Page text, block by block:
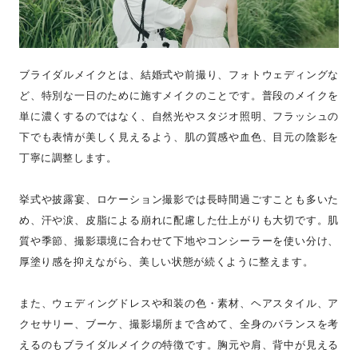
ブライダルメイクとは、結婚式や前撮り、フォトウェディングな
ど、特別な一日のために施すメイクのことです。普段のメイクを
単に濃くするのではなく、自然光やスタジオ照明、フラッシュの
下でも表情が美しく見えるよう、肌の質感や血色、目元の陰影を
丁寧に調整します。
挙式や披露宴、ロケーション撮影では長時間過ごすことも多いた
め、汗や涙、皮脂による崩れに配慮した仕上がりも大切です。肌
質や季節、撮影環境に合わせて下地やコンシーラーを使い分け、
厚塗り感を抑えながら、美しい状態が続くように整えます。
また、ウェディングドレスや和装の色・素材、ヘアスタイル、ア
クセサリー、ブーケ、撮影場所まで含めて、全身のバランスを考
えるのもブライダルメイクの特徴です。胸元や肩、背中が見える